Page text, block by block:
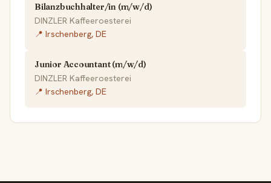
Bilanzbuchhalter/in (m/w/d)
DINZLER Kaffeeroesterei
📍 Irschenberg, DE
Junior Accountant (m/w/d)
DINZLER Kaffeeroesterei
📍 Irschenberg, DE